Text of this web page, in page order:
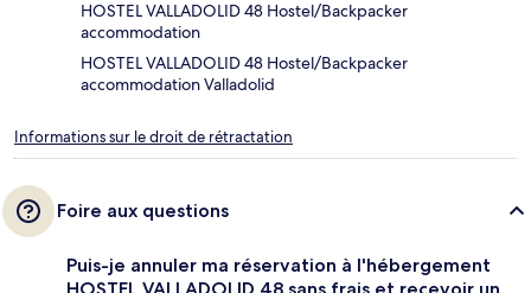
HOSTEL VALLADOLID 48 Hostel/Backpacker
accommodation
HOSTEL VALLADOLID 48 Hostel/Backpacker
accommodation Valladolid
Informations sur le droit de rétractation
Foire aux questions
Puis-je annuler ma réservation à l'hébergement